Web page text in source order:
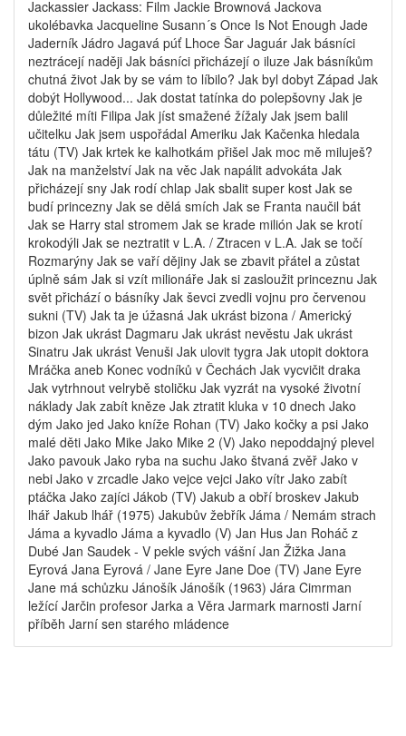
Jackassier Jackass: Film Jackie Brownová Jackova
ukolébavka Jacqueline Susann´s Once Is Not Enough Jade
Jaderník Jádro Jagavá púť Lhoce Šar Jaguár Jak básníci
neztrácejí naději Jak básníci přicházejí o iluze Jak básníkům
chutná život Jak by se vám to líbilo? Jak byl dobyt Západ Jak
dobýt Hollywood... Jak dostat tatínka do polepšovny Jak je
důležité míti Filipa Jak jíst smažené žížaly Jak jsem balil
učitelku Jak jsem uspořádal Ameriku Jak Kačenka hledala
tátu (TV) Jak krtek ke kalhotkám přišel Jak moc mě miluješ?
Jak na manželství Jak na věc Jak napálit advokáta Jak
přicházejí sny Jak rodí chlap Jak sbalit super kost Jak se
budí princezny Jak se dělá smích Jak se Franta naučil bát
Jak se Harry stal stromem Jak se krade milión Jak se krotí
krokodýli Jak se neztratit v L.A. / Ztracen v L.A. Jak se točí
Rozmarýny Jak se vaří dějiny Jak se zbavit přátel a zůstat
úplně sám Jak si vzít milionáře Jak si zasloužit princeznu Jak
svět přichází o básníky Jak ševci zvedli vojnu pro červenou
sukni (TV) Jak ta je úžasná Jak ukrást bizona / Americký
bizon Jak ukrást Dagmaru Jak ukrást nevěstu Jak ukrást
Sinatru Jak ukrást Venuši Jak ulovit tygra Jak utopit doktora
Mráčka aneb Konec vodníků v Čechách Jak vycvičit draka
Jak vytrhnout velrybě stoličku Jak vyzrát na vysoké životní
náklady Jak zabít kněze Jak ztratit kluka v 10 dnech Jako
dým Jako jed Jako kníže Rohan (TV) Jako kočky a psi Jako
malé děti Jako Mike Jako Mike 2 (V) Jako nepoddajný plevel
Jako pavouk Jako ryba na suchu Jako štvaná zvěř Jako v
nebi Jako v zrcadle Jako vejce vejci Jako vítr Jako zabít
ptáčka Jako zajíci Jákob (TV) Jakub a obří broskev Jakub
lhář Jakub lhář (1975) Jakubův žebřík Jáma / Nemám strach
Jáma a kyvadlo Jáma a kyvadlo (V) Jan Hus Jan Roháč z
Dubé Jan Saudek - V pekle svých vášní Jan Žižka Jana
Eyrová Jana Eyrová / Jane Eyre Jane Doe (TV) Jane Eyre
Jane má schůzku Jánošík Jánošík (1963) Jára Cimrman
ležící Jarčin profesor Jarka a Věra Jarmark marnosti Jarní
příběh Jarní sen starého mládence